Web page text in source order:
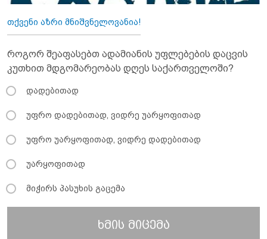
თქვენი აზრი მნიშვნელოვანია!
როგორ შეაფასებთ ადამიანის უფლებების დაცვის
კუთხით მდგომარეობას დღეს საქართველოში?
დადებითად
უფრო დადებითად, ვიდრე უარყოფითად
უფრო უარყოფითად, ვიდრე დადებითად
უარყოფითად
მიჭირს პასუხის გაცემა
ხმის მიცემა